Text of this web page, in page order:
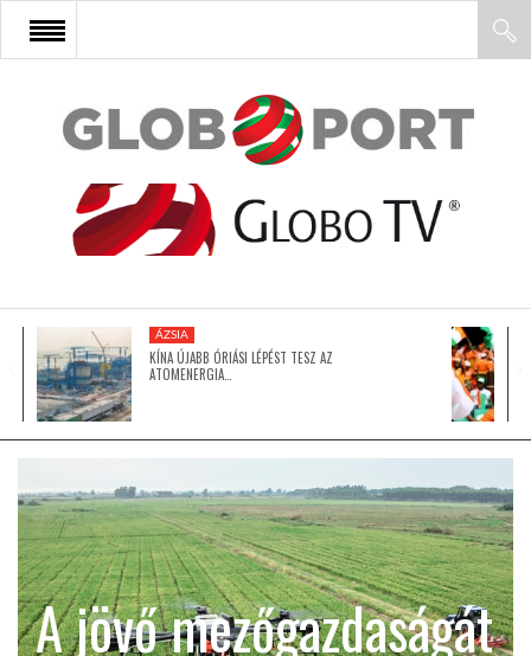
FŐOLDAL
AFRIKA
ÁZSIA
LATIN-AMERIKA
KÖZEL-KELET
ÁZSIA
KÍNA ÚJABB ÓRIÁSI LÉPÉST TESZ AZ
ATOMENERGIA…
A jövő mezőgazdaságát